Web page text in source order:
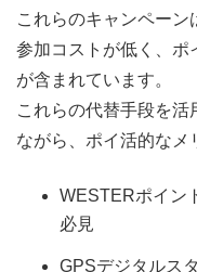
これらのキャンペーン
参加コストが低く、ポ
が含まれています。
これらの代替手段を活
ながら、ポイ活的なメ
WESTERポイン
必見
GPSデジタルス